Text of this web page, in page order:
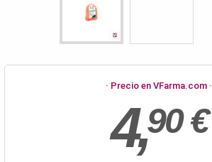
· Precio en VFarma.com ·
4,90 €